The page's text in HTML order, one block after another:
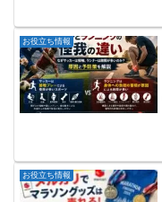
お役立ち情報
お役立ち情報